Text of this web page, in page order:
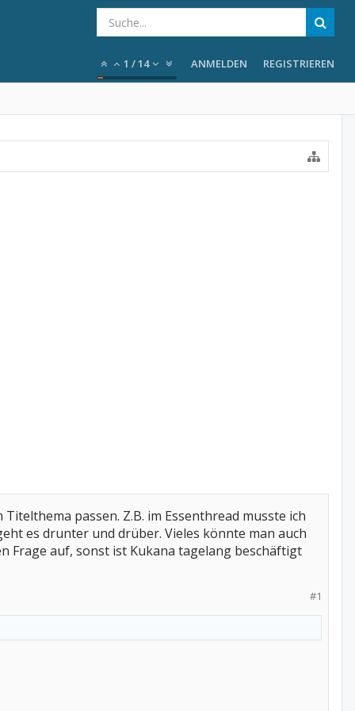
1 /14 ANMELDEN REGISTRIEREN
passen. Z.B. im Essenthread musste ich
es drunter und drüber. Vieles könnte man auch
Frage auf, sonst ist Kukana tagelang beschäftigt
#1